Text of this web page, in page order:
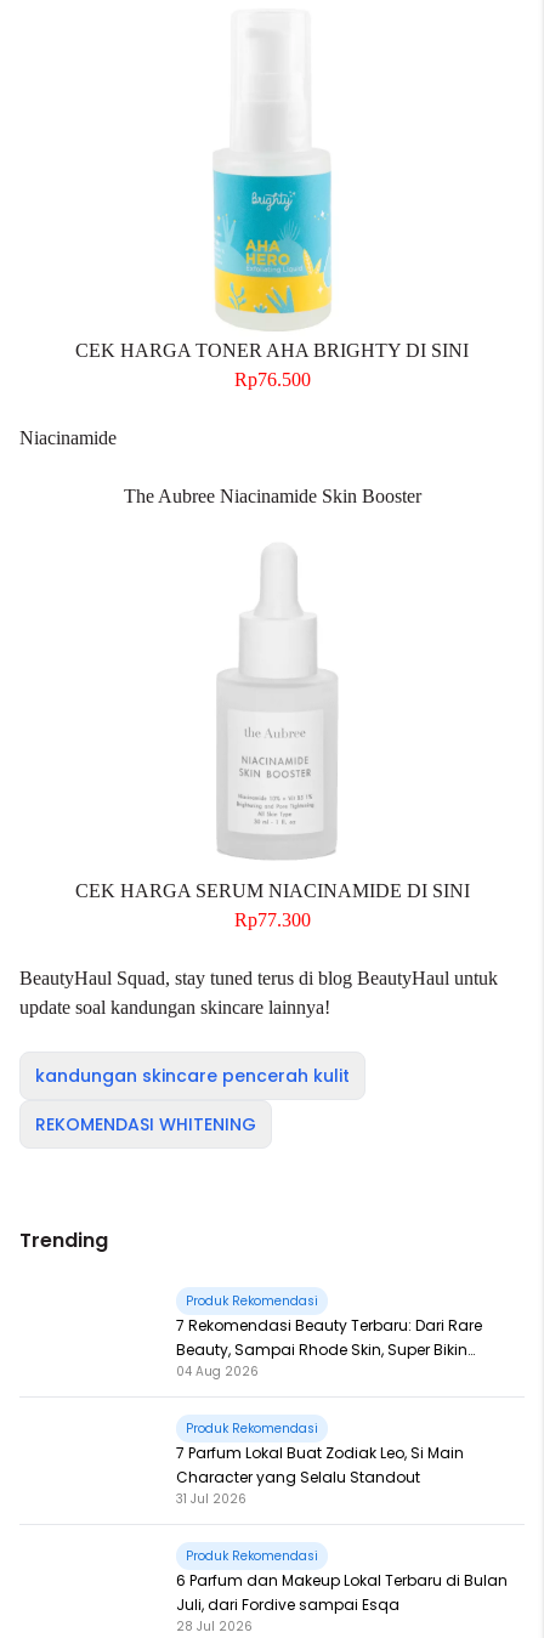
CEK HARGA TONER AHA BRIGHTY DI SINI
Rp76.500
Niacinamide
The Aubree Niacinamide Skin Booster
CEK HARGA SERUM NIACINAMIDE DI SINI
Rp77.300
BeautyHaul Squad, stay tuned terus di blog BeautyHaul untuk
update soal kandungan skincare lainnya!
kandungan skincare pencerah kulit
REKOMENDASI WHITENING
Trending
Produk Rekomendasi
7 Rekomendasi Beauty Terbaru: Dari Rare
Beauty, Sampai Rhode Skin, Super Bikin
Fomo
04 Aug 2026
Produk Rekomendasi
7 Parfum Lokal Buat Zodiak Leo, Si Main
Character yang Selalu Standout
31 Jul 2026
Produk Rekomendasi
6 Parfum dan Makeup Lokal Terbaru di Bulan
Juli, dari Fordive sampai Esqa
28 Jul 2026